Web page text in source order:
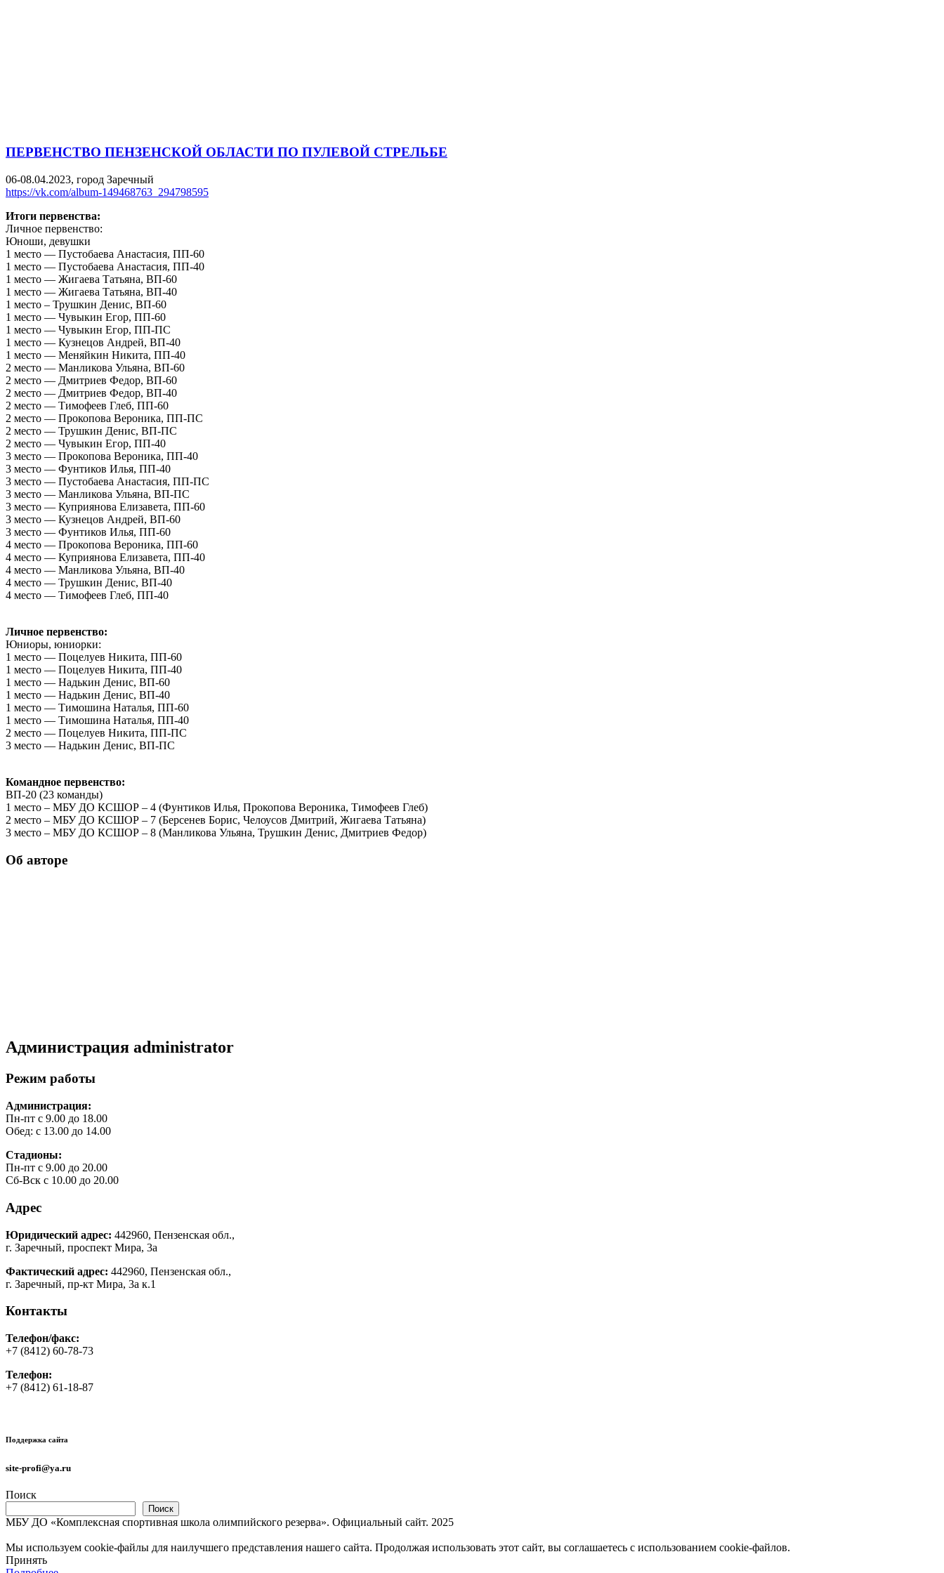
ПЕРВЕНСТВО ПЕНЗЕНСКОЙ ОБЛАСТИ ПО ПУЛЕВОЙ СТРЕЛЬБЕ
06-08.04.2023, город Заречный
https://vk.com/album-149468763_294798595
Итоги первенства:
Личное первенство:
Юноши, девушки
1 место — Пустобаева Анастасия, ПП-60
1 место — Пустобаева Анастасия, ПП-40
1 место — Жигаева Татьяна, ВП-60
1 место — Жигаева Татьяна, ВП-40
1 место – Трушкин Денис, ВП-60
1 место — Чувыкин Егор, ПП-60
1 место — Чувыкин Егор, ПП-ПС
1 место — Кузнецов Андрей, ВП-40
1 место — Меняйкин Никита, ПП-40
2 место — Манликова Ульяна, ВП-60
2 место — Дмитриев Федор, ВП-60
2 место — Дмитриев Федор, ВП-40
2 место — Тимофеев Глеб, ПП-60
2 место — Прокопова Вероника, ПП-ПС
2 место — Трушкин Денис, ВП-ПС
2 место — Чувыкин Егор, ПП-40
3 место — Прокопова Вероника, ПП-40
3 место — Фунтиков Илья, ПП-40
3 место — Пустобаева Анастасия, ПП-ПС
3 место — Манликова Ульяна, ВП-ПС
3 место — Куприянова Елизавета, ПП-60
3 место — Кузнецов Андрей, ВП-60
3 место — Фунтиков Илья, ПП-60
4 место — Прокопова Вероника, ПП-60
4 место — Куприянова Елизавета, ПП-40
4 место — Манликова Ульяна, ВП-40
4 место — Трушкин Денис, ВП-40
4 место — Тимофеев Глеб, ПП-40
Личное первенство:
Юниоры, юниорки:
1 место — Поцелуев Никита, ПП-60
1 место — Поцелуев Никита, ПП-40
1 место — Надькин Денис, ВП-60
1 место — Надькин Денис, ВП-40
1 место — Тимошина Наталья, ПП-60
1 место — Тимошина Наталья, ПП-40
2 место — Поцелуев Никита, ПП-ПС
3 место — Надькин Денис, ВП-ПС
Командное первенство:
ВП-20 (23 команды)
1 место – МБУ ДО КСШОР – 4 (Фунтиков Илья, Прокопова Вероника, Тимофеев Глеб)
2 место – МБУ ДО КСШОР – 7 (Берсенев Борис, Челоусов Дмитрий, Жигаева Татьяна)
3 место – МБУ ДО КСШОР – 8 (Манликова Ульяна, Трушкин Денис, Дмитриев Федор)
Об авторе
Администрация administrator
Режим работы
Администрация:
Пн-пт с 9.00 до 18.00
Обед: с 13.00 до 14.00
Стадионы:
Пн-пт с 9.00 до 20.00
Сб-Вск с 10.00 до 20.00
Адрес
Юридический адрес: 442960, Пензенская обл.,
г. Заречный, проспект Мира, 3а
Фактический адрес: 442960, Пензенская обл.,
г. Заречный, пр-кт Мира, 3а к.1
Контакты
Телефон/факс:
+7 (8412) 60-78-73
Телефон:
+7 (8412) 61-18-87
Поддержка сайта
site-profi@ya.ru
Поиск
Поиск
МБУ ДО «Комплексная спортивная школа олимпийского резерва». Официальный сайт. 2025
Мы используем cookie-файлы для наилучшего представления нашего сайта. Продолжая использовать этот сайт, вы соглашаетесь с использованием cookie-файлов.
Принять